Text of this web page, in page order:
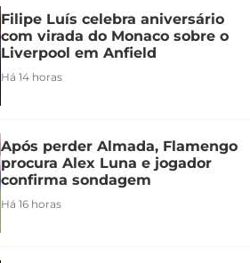
Filipe Luís celebra aniversário
com virada do Monaco sobre o
Liverpool em Anfield
Há 14 horas
Após perder Almada, Flamengo
procura Alex Luna e jogador
confirma sondagem
Há 16 horas